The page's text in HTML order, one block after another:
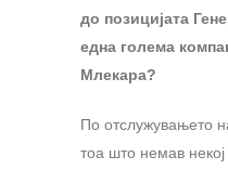
до позицијата
една голема
Млекара?
По отслужувањето
тоа што немав